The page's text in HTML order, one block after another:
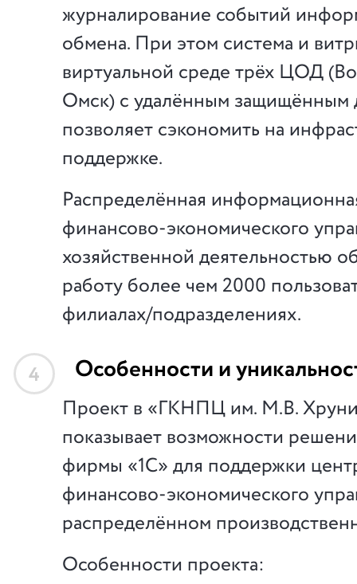
журналирование событий
обмена. При этом система и
виртуальной среде трёх ЦОД
Омск) с удалённым защищённым
позволяет сэкономить на
поддержке.
Распределённая
финансово-экономического
хозяйственной деятельностью
работу более чем 2000
филиалах/подразделениях.
4 Особенности и
Проект в «ГКНПЦ им. М.В.
показывает возможности
фирмы «1С» для поддержки
финансово-экономического
распределённом
Особенности проекта: